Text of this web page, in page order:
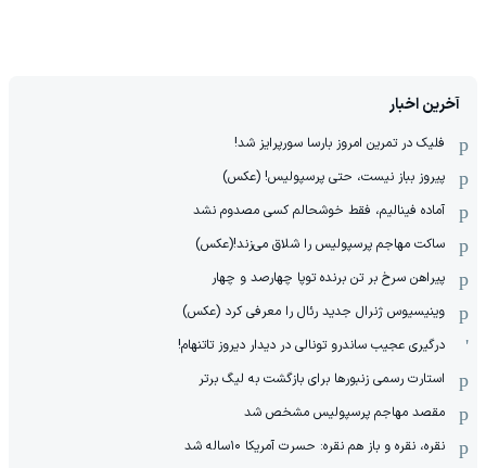
آخرین اخبار
فلیک در تمرین امروز بارسا سورپرایز شد!
پیروز بباز نیست، حتی پرسپولیس! (عکس)
آماده فینالیم، فقط خوشحالم کسی مصدوم نشد
ساکت مهاجم پرسپولیس را شلاق می‌زند!(عکس)
پیراهن سرخ بر تن برنده توپا چهارصد و چهار
وینیسیوس ژنرال جدید رئال را معرفی کرد (عکس)
درگیری عجیب ساندرو تونالی در دیدار دیروز تاتنهام!
استارت رسمی زنبورها برای بازگشت به لیگ برتر
مقصد مهاجم پرسپولیس مشخص شد
نقره، نقره و باز هم نقره: حسرت آمریکا ۱۰‌ساله شد